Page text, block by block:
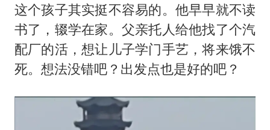
这个孩子其实挺不容易的。他早早就不读
书了，辍学在家。父亲托人给他找了个汽
配厂的活，想让儿子学门手艺，将来饿不
死。想法没错吧？出发点也是好的吧？